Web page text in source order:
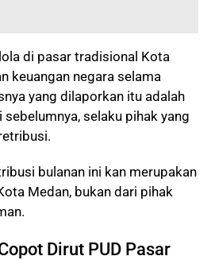
di pasar tradisional Kota
keuangan negara selama
yang dilaporkan itu adalah
selaku pihak yang
bulanan ini kan merupakan
Medan, bukan dari pihak
Dirut PUD Pasar